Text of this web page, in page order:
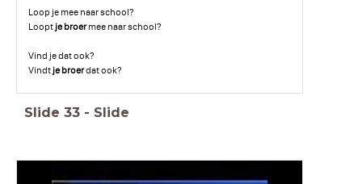
Loop je mee naar school?
Looptje broermee naar school?
Vind je dat ook?
Vindt je broerdat ook?
Slide 33 - Slide